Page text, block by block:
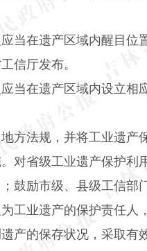
当在遗产区域内醒目位
信厅发布。
当在遗产区域内设立相
方法规，并将工业遗产
对省级工业遗产保护
鼓励市级、县级工信部
工业遗产的保护责任人
产的保存状况，采取